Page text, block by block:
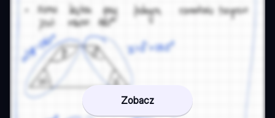
Zobacz